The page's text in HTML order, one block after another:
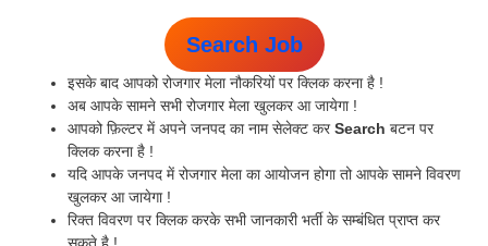
Search Job
इसके बाद आपको रोजगार मेला नौकरियों पर क्लिक करना है !
अब आपके सामने सभी रोजगार मेला खुलकर आ जायेगा !
आपको फ़िल्टर में अपने जनपद का नाम सेलेक्ट करSearch बटन पर
क्लिक करना है !
यदि आपके जनपद में रोजगार मेला का आयोजन होगा तो आपके सामने विवरण
खुलकर आ जायेगा !
रिक्त विवरण पर क्लिक करके सभी जानकारी भर्ती के सम्बंधित प्राप्त कर